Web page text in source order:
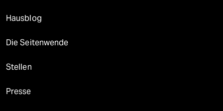
Hausblog
Die Seitenwende
Stellen
Presse